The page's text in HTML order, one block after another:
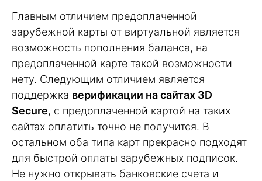
Главным отличием предоплаченной
зарубежной карты от виртуальной является
возможность пополнения баланса, на
предоплаченной карте такой возможности
нету. Следующим отличием является
поддержка верификации на сайтах 3D
Secure, с предоплаченной картой на таких
сайтах оплатить точно не получится. В
остальном оба типа карт прекрасно подходят
для быстрой оплаты зарубежных подписок.
Не нужно открывать банковские счета и